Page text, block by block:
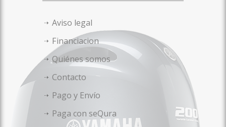
Aviso legal
Financiacion
Quiénes somos
Contacto
Pago y Envío
Paga con seQura